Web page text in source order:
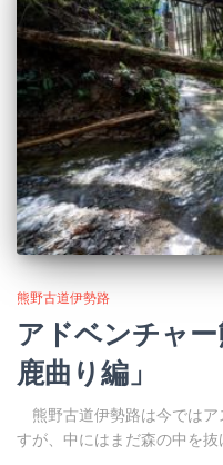
熊野古道伊勢路
アドベンチャ
鹿曲り編」
熊野古道伊勢路は今ではア
すが、中にはまだ森の中を